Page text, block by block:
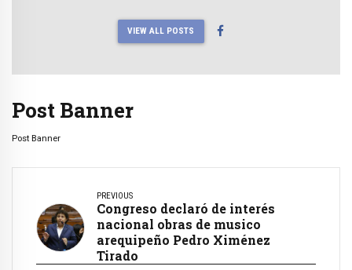
VIEW ALL POSTS
Post Banner
Post Banner
PREVIOUS
Congreso declaró de interés
nacional obras de musico
arequipeño Pedro Ximénez
Tirado